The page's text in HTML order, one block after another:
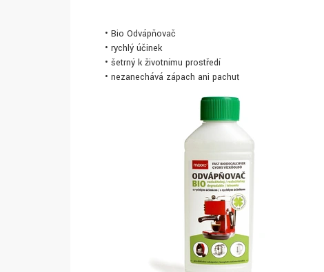
• Bio Odvápňovač
• rychlý účinek
• šetrný k životnímu prostředí
• nezanechává zápach ani pachuť